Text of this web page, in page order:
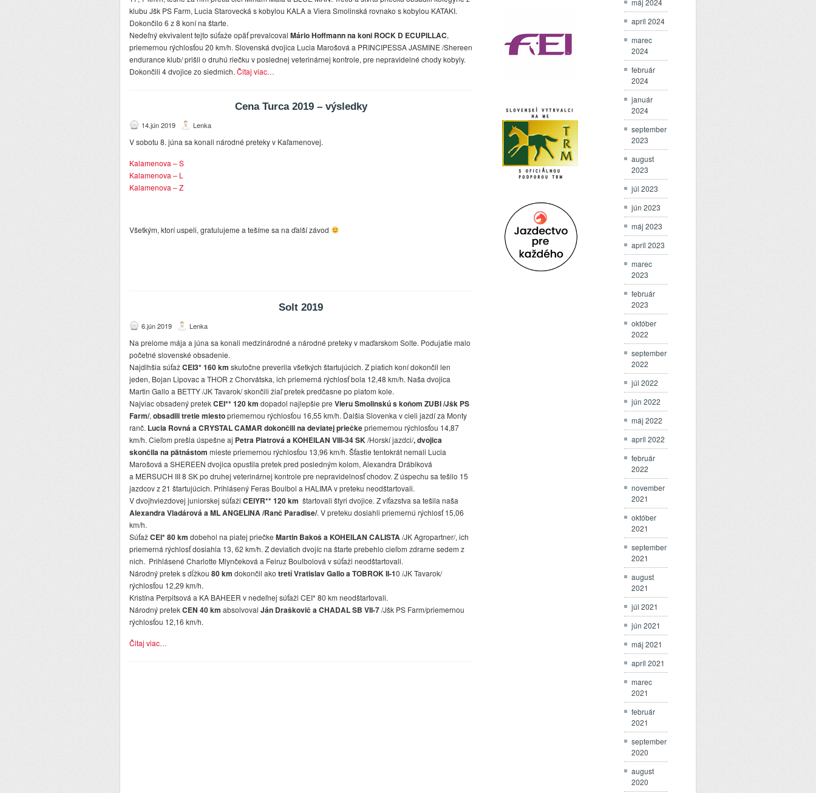
klubu Jšk PS Farm, Lucia Starovecká s kobylou KALA a Viera Smolinská rovnako s kobylou KATAKI.
Dokončilo 6 z 8 koní na štarte.
Nedeľný ekvivalent tejto súťaže opäť prevalcoval Mário Hoffmann na koni ROCK D ECUPILLAC,
priemernou rýchlosťou 20 km/h. Slovenská dvojica Lucia Marošová a PRINCIPESSA JASMINE /Shereen
endurance klub/ prišli o druhú riečku v poslednej veterinárnej kontrole, pre nepravidelné chody kobyly.
Dokončili 4 dvojice zo siedmich. Čitaj viac…
Cena Turca 2019 – výsledky
14.jún 2019 Lenka
V sobotu 8. júna sa konali národné preteky v Kaľamenovej.
Kalamenova – S
Kalamenova – L
Kalamenova – Z
Všetkým, ktorí uspeli, gratulujeme a tešíme sa na ďalší závod
Solt 2019
6.jún 2019 Lenka
Na prelome mája a júna sa konali medzinárodné a národné preteky v maďarskom Solte. Podujatie malo
početné slovenské obsadenie.
Najdlhšia súťažCEI3* 160 km skutočne preverila všetkých štartujúcich. Z piatich koní dokončil len
jeden, Bojan Lipovac a THOR z Chorvátska, ich priemerná rýchlosť bola 12,48 km/h. Naša dvojica
Martin Gallo a BETTY /JK Tavarok/ skončili žiaľ pretek predčasne po piatom kole.
Najviac obsadený pretekCEI** 120 km dopadol najlepšie pre Vieru Smolinskú s koňom ZUBI /Jšk PS
Farm/, obsadili tretie miestopriemernou rýchlosťou 16,55 km/h. Ďalšia Slovenka v cieli jazdí za Monty
ranč. Lucia Rovná a CRYSTAL CAMAR dokončili na deviatej priečkepriemernou rýchlosťou 14,87
km/h. Cieľom prešla úspešne aj Petra Piatrová a KOHEILAN VIII-34 SK/Horskí jazdci/, dvojica
skončila na pätnástom mieste priemernou rýchlosťou 13,96 km/h. Šťastie tentokrát nemali Lucia
Marošová a SHEREEN dvojica opustila pretek pred posledným kolom, Alexandra Drábiková
a MERSUCH III 8 SK po druhej veterinárnej kontrole pre nepravidelnosť chodov. Z úspechu sa tešilo 15
jazdcov z 21 štartujúcich. Prihlásený Feras Boulbol a HALIMA v preteku neodštartovali.
V dvojhviezdovej juniorskej súťaži CEIYR** 120 km štartovali štyri dvojice. Z víťazstva sa tešila naša
Alexandra Vladárová a ML ANGELINA /Ranč Paradise/. V preteku dosiahli priemernú rýchlosť 15,06
km/h.
SúťažCEI* 80 km dobehol na piatej priečke Martin Bakoš a KOHEILAN CALISTA/JK Agropartner/, ich
priemerná rýchlosť dosiahla 13, 62 km/h. Z deviatich dvojíc na štarte prebehlo cieľom zdrarne sedem z
nich. Prihlásené Charlotte Mlynčeková a Feiruz Boulbolová v súťaži neodštartovali.
Národný pretek s dĺžkou 80 km dokončil ako tretí Vratislav Gallo a TOBROK II-10 /JK Tavarok/
rýchlosťou 12,29 km/h.
Kristína Perpitsová a KA BAHEER v nedeľnej súťaži CEI* 80 km neodštartovali.
Národný pretekCEN 40 km absolvoval Ján Draškovič a CHADAL SB VII-7/Jšk PS Farm/priemernou
rýchlosťou 12,16 km/h.
Čitaj viac…
máj 2024
apríl 2024
marec
2024
február
2024
január
2024
september
2023
august
2023
júl 2023
jún 2023
máj 2023
apríl 2023
marec
2023
február
2023
október
2022
september
2022
júl 2022
jún 2022
máj 2022
apríl 2022
február
2022
november
2021
október
2021
september
2021
august
2021
júl 2021
jún 2021
máj 2021
apríl 2021
marec
2021
február
2021
september
2020
august
2020